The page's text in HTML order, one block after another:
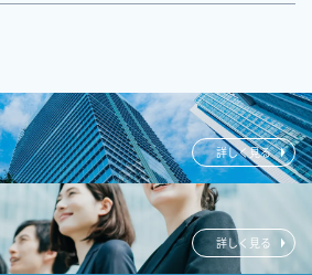
詳しく見る
詳しく見る